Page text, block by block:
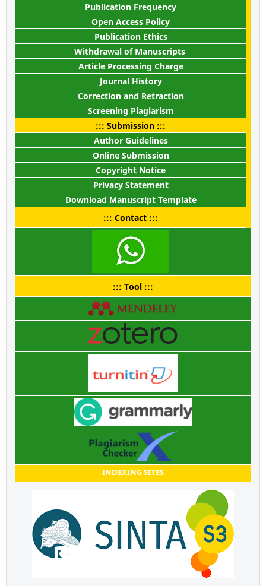
Publication Frequency
Open Access Policy
Publication Ethics
Withdrawal of Manuscripts
Article Processing Charge
Journal History
Correction and Retraction
Screening Plagiarism
::: Submission :::
Author Guidelines
Online Submission
Copyright Notice
Privacy Statement
Download Manuscript Template
::: Contact :::
::: Tool :::
INDEXING SITES